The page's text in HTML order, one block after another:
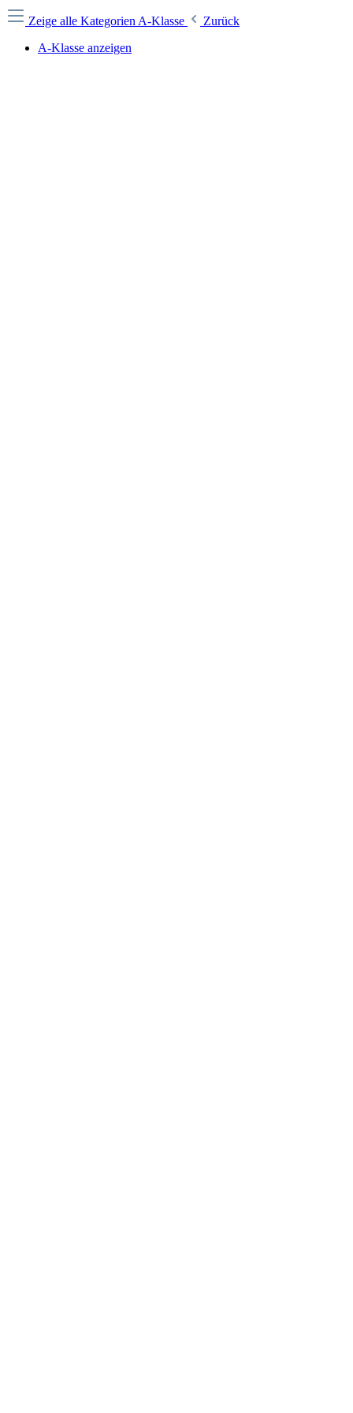
Zeige alle Kategorien A-Klasse
Zurück
A-Klasse anzeigen